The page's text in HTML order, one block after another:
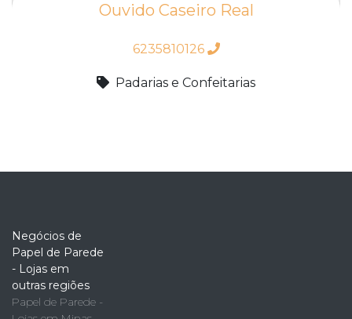
Ouvido Caseiro Real
6235810126
Padarias e Confeitarias
Negócios de
Papel de Parede
- Lojas em
outras regiões
Papel de Parede -